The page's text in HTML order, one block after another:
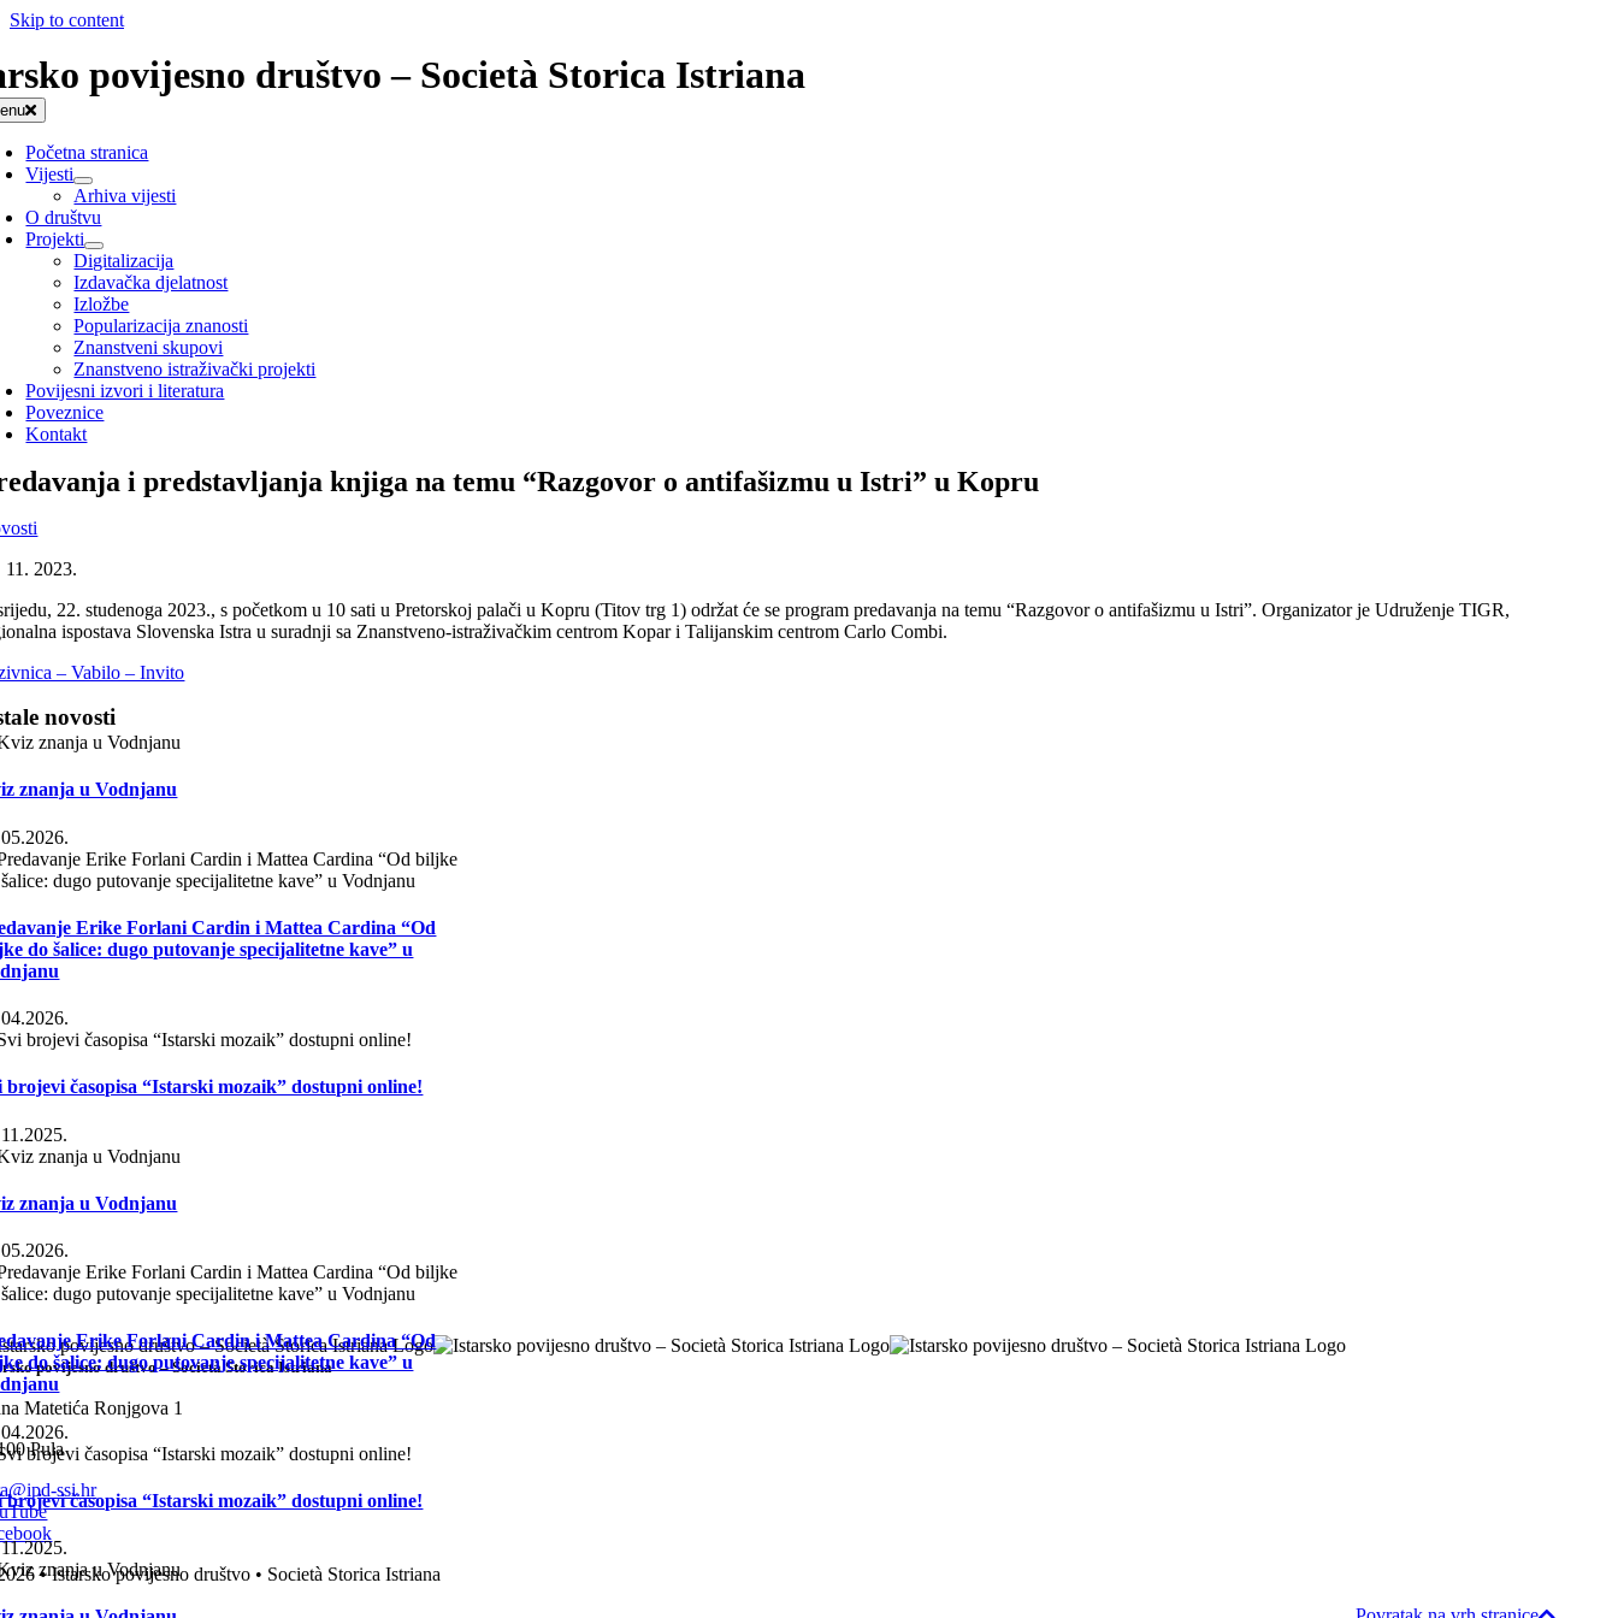
Skip to content
povijesno društvo – Società Storica Istriana
Početna stranica
Vijesti
Arhiva vijesti
O društvu
Projekti
Digitalizacija
Izdavačka djelatnost
Izložbe
Popularizacija znanosti
Znanstveni skupovi
Znanstveno istraživački projekti
Povijesni izvori i literatura
Poveznice
Kontakt
i predstavljanja knjiga na temu “Razgovor o antifašizmu u Istri” u Kopru
11. 2023.
22. studenoga 2023., s početkom u 10 sati u Pretorskoj palači u Kopru (Titov trg 1) održat će se program predavanja na temu “Razgovor o antifašizmu u Istri”. Organizator je Udruženje TIGR,
ispostava Slovenska Istra u suradnji sa Znanstveno-istraživačkim centrom Kopar i Talijanskim centrom Carlo Combi.
– Vabilo – Invito
novosti
znanja u Vodnjanu
Erike Forlani Cardin i Mattea Cardina “Od
do šalice: dugo putovanje specijalitetne kave” u
brojevi časopisa “Istarski mozaik” dostupni online!
znanja u Vodnjanu
Erike Forlani Cardin i Mattea Cardina “Od
do šalice: dugo putovanje specijalitetne kave” u
brojevi časopisa “Istarski mozaik” dostupni online!
povijesno društvo – Società Storica Istriana
Matetića Ronjgova 1
Pula
ssi.hr
• Istarsko povijesno društvo • Società Storica Istriana